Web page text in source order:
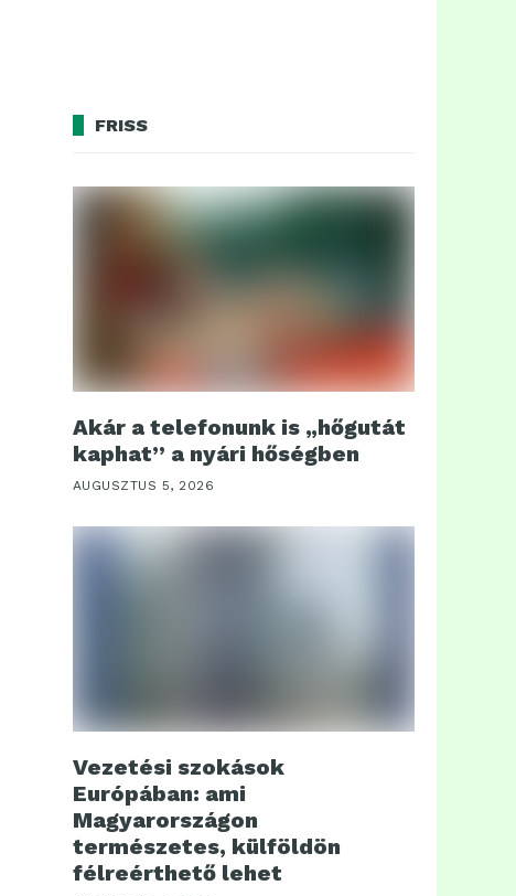
FRISS
Akár a telefonunk is „hőgutát
kaphat” a nyári hőségben
AUGUSZTUS 5, 2026
Vezetési szokások
Európában: ami
Magyarországon
természetes, külföldön
félreérthető lehet